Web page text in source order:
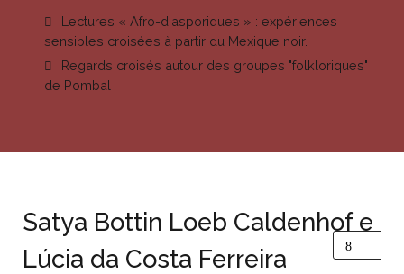
Lectures « Afro-diasporiques » : expériences
sensibles croisées à partir du Mexique noir.
Regards croisés autour des groupes "folkloriques"
de Pombal
Satya Bottin Loeb Caldenhof e
Lúcia da Costa Ferreira